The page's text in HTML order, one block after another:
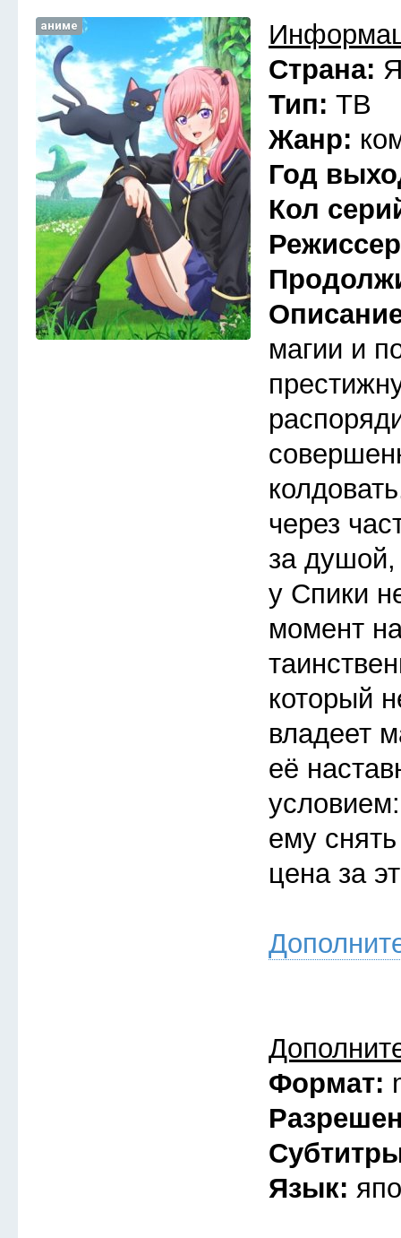
аниме
Страна:
Тип: ТВ
Жанр:
Год
Кол
магии и
через
за душой,
у Спики
момент
который
владеет
её
ему
цена за
Формат:
Язык: